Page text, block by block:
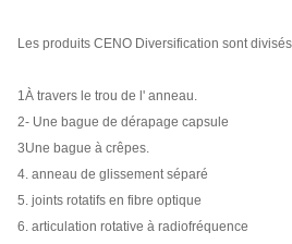
Les produits CENO Diversification sont
1À travers le trou de l' anneau.
2- Une bague de dérapage capsule
3Une bague à crêpes.
4. anneau de glissement séparé
5. joints rotatifs en fibre optique
6. articulation rotative à radiofréquence